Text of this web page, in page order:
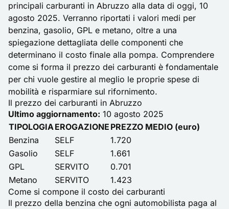
principali carburanti in Abruzzo alla data di oggi, 10
agosto 2025. Verranno riportati i valori medi per
benzina, gasolio, GPL e metano, oltre a una
spiegazione dettagliata delle componenti che
determinano il costo finale alla pompa. Comprendere
come si forma il prezzo dei carburanti è fondamentale
per chi vuole gestire al meglio le proprie spese di
mobilità e risparmiare sul rifornimento.
Il prezzo dei carburanti in Abruzzo
Ultimo aggiornamento: 10 agosto 2025
TIPOLOGIAEROGAZIONE PREZZO MEDIO (euro)
Benzina
SELF
1.720
Gasolio
SELF
1.661
GPL
SERVITO
0.701
Metano
SERVITO
1.423
Come si compone il costo dei carburanti
Il prezzo della benzina che ogni automobilista paga al